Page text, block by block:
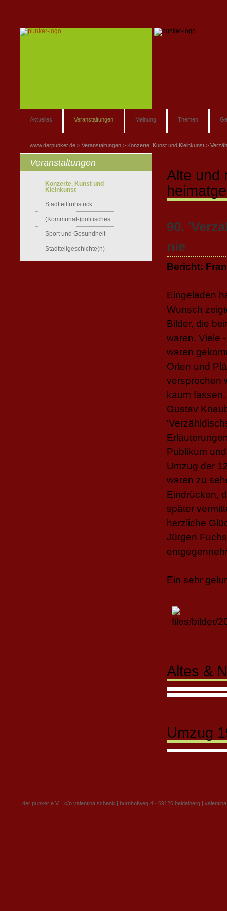
Aktuelles Veranstaltungen Meinung Themen
www.derpunker.de Veranstaltungen Konzerte, Kunst und Kleinkunst
Alte und
90.
nie
Bericht:
Eingeladen
Wunsch
Bilder, die
waren. Viele
waren
Orten und
versprochen
kaum fassen.
Gustav
Publikum
Umzug der
waren zu
Eindrücken,
später
herzliche
Jürgen
Ein sehr
Altes &
Umzug
Veranstaltungen
Konzerte, Kunst und
Kleinkunst
Stadtteilfrühstück
(Kommunal-)politisches
Sport und Gesundheit
Stadtteilgeschichte(n)
der punker e.V. | c/o valentina schenk | burnhofweg 4 · 69126 heidelberg |